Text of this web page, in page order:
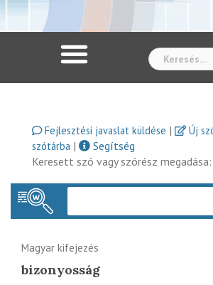
Fejlesztési javaslat küldése |
Új
szótárba |
Segítség
Keresett szó vagy szórész megadása:
Magyar kifejezés
bizonyosság